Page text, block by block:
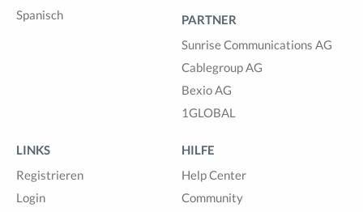
Spanisch
PARTNER
Sunrise Communications AG
Cablegroup AG
Bexio AG
1GLOBAL
LINKS
Registrieren
Login
HILFE
Help Center
Community